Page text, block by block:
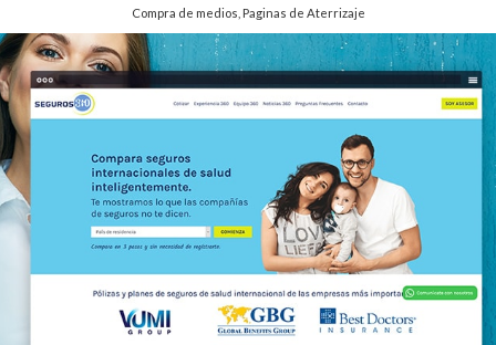
Compra de medios Paginas de Aterrizaje